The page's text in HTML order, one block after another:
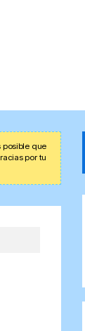
posible que
por tu